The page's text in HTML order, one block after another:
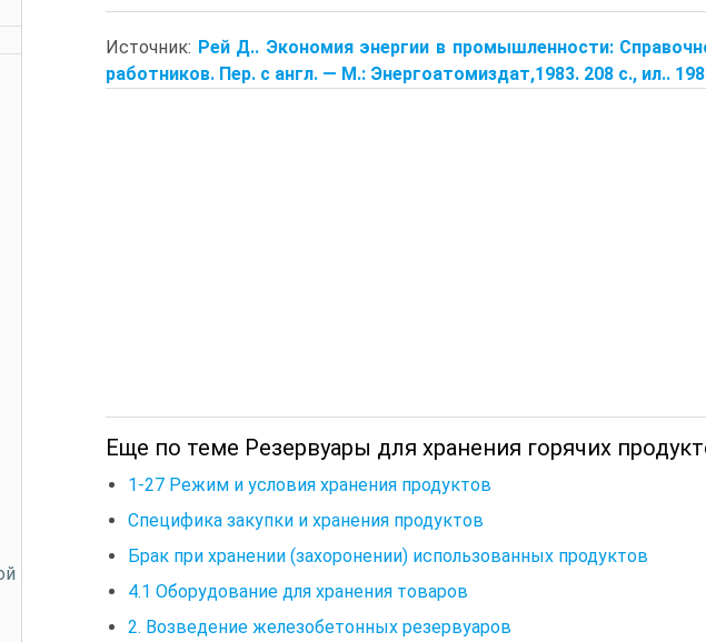
Источник: Рей Д.. Экономия энергии в промышленности:
работников. Пер. с англ. — М.: Энергоатомиздат,1983. 208 с., ил..
Еще по теме Резервуары для хранения горячих
1-27 Режим и условия хранения продуктов
Специфика закупки и хранения продуктов
Брак при хранении (захоронении) использованных продуктов
4.1 Оборудование для хранения товаров
2. Возведение железобетонных резервуаров